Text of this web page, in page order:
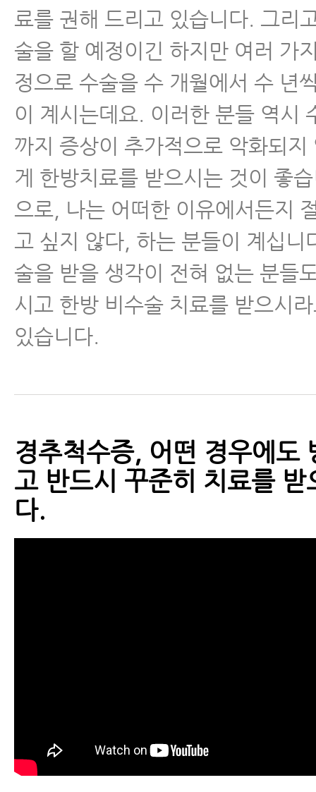
료를 권해 드리고 있습니다. 그리
술을 할 예정이긴 하지만 여러 가
정으로 수술을 수 개월에서 수 년
이 계시는데요. 이러한 분들 역시
까지 증상이 추가적으로 악화되지
게 한방치료를 받으시는 것이 좋
으로, 나는 어떠한 이유에서든지
고 싶지 않다, 하는 분들이 계십니
술을 받을 생각이 전혀 없는 분들
시고 한방 비수술 치료를 받으시
있습니다.
경추척수증, 어떤 경우에도
고 반드시 꾸준히 치료를 받
다.